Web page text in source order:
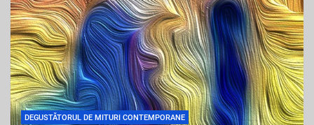
DEGUSTĂTORUL DE MITURI CONTEMPORANE